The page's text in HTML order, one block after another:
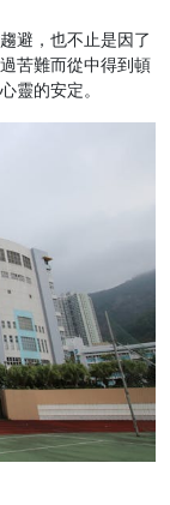
避，也不止是因了
苦難而從中得到頓
靈的安定。